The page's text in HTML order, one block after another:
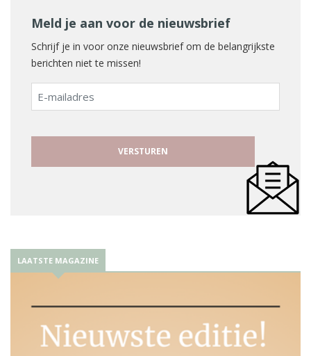
Meld je aan voor de nieuwsbrief
Schrijf je in voor onze nieuwsbrief om de belangrijkste
berichten niet te missen!
E-
mailadres
LAATSTE MAGAZINE